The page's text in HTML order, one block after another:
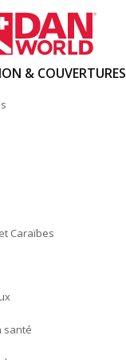
& COUVERTURES
Caraïbes
santé